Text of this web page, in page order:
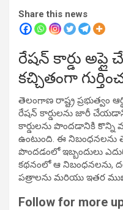
Share this news
రేషన్ కార్డు అప్లై
కచ్చితంగా
తెలంగాణ రాష్ట్ర ప్రభుత్వం
రేషన్ కార్డులను జారీ
కార్డులను పొందడానికి
ఉంటుంది. ఈ నిబంధనలను
పొందడంలో ఇబ్బందులు
కథనంలో ఆ నిబంధనలను,
పత్రాలను మరియు ఇతర
Follow for more